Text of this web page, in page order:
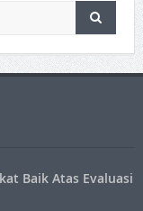
Baik Atas Evaluasi